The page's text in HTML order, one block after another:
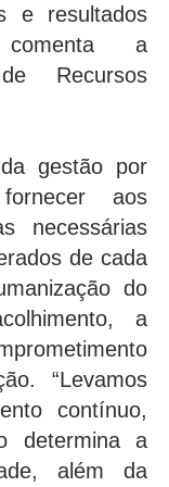
e resultados
a
Recursos
gestão por
aos
necessárias
de cada
do
a
“Levamos
contínuo,
determina a
além da